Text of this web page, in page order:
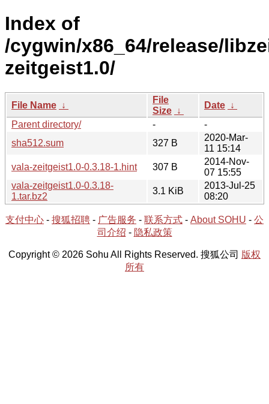
Index of
/cygwin/x86_64/release/
zeitgeist1.0/
File Name ↓
File
Size ↓
Date ↓
Parent directory/
-
-
sha512.sum
327 B
2020-Mar-
11 15:14
vala-zeitgeist1.0-0.3.18-1.hint
307 B
2014-Nov-
07 15:55
vala-zeitgeist1.0-0.3.18-
1.tar.bz2
3.1 KiB
2013-Jul-25
08:20
支付中心 - 搜狐招聘 - 广告服务 - 联系方式 - About SOHU - 公
司介绍 - 隐私政策
Copyright © 2026 Sohu All Rights Reserved. 搜狐公司 版权
所有